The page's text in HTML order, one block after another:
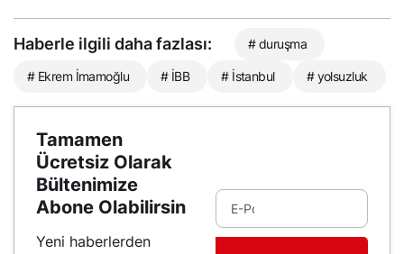
Haberle ilgili daha fazlası: # duruşma
# Ekrem İmamoğlu # İBB # İstanbul # yolsuzluk
Tamamen
Ücretsiz Olarak
Bültenimize
Abone Olabilirsin
Yeni haberlerden